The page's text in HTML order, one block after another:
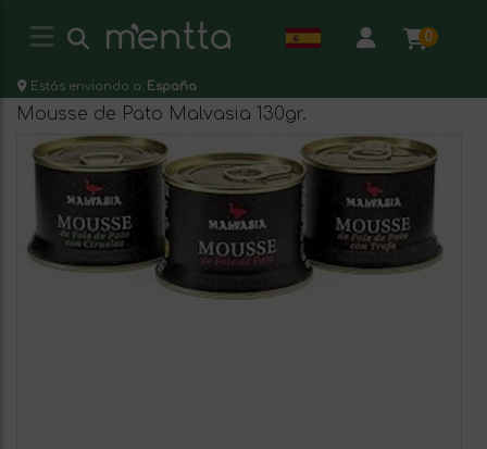
0
Estás enviando a: España
Mousse de Pato Malvasia 130gr.